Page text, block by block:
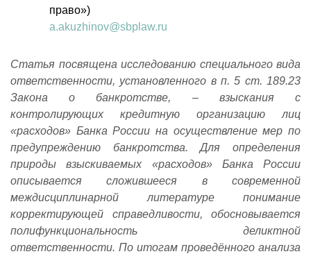
право»)
a.akuzhinov@sbplaw.ru
Статья посвящена исследованию специального вида
ответственности, установленного в п. 5 ст. 189.23
Закона о банкротстве, – взыскания с
контролирующих кредитную организацию лиц
«расходов» Банка России на осуществление мер по
предупреждению банкротства. Для определения
природы взыскиваемых «расходов» Банка России
описывается сложившееся в современной
междисциплинарной литературе понимание
корректирующей справедливости, обосновывается
полифункциональность деликтной
ответственности. По итогам проведённого анализа